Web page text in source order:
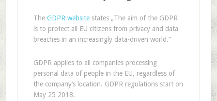
The GDPR websitestates „​The aim of the GDPR
is to protect all EU citizens from privacy and data
breaches in an increasingly data-driven world.”
GDPR applies to all companies processing
personal data of people in the EU, regardless of
the company’s location. GDPR regulations start on
May 25 2018.